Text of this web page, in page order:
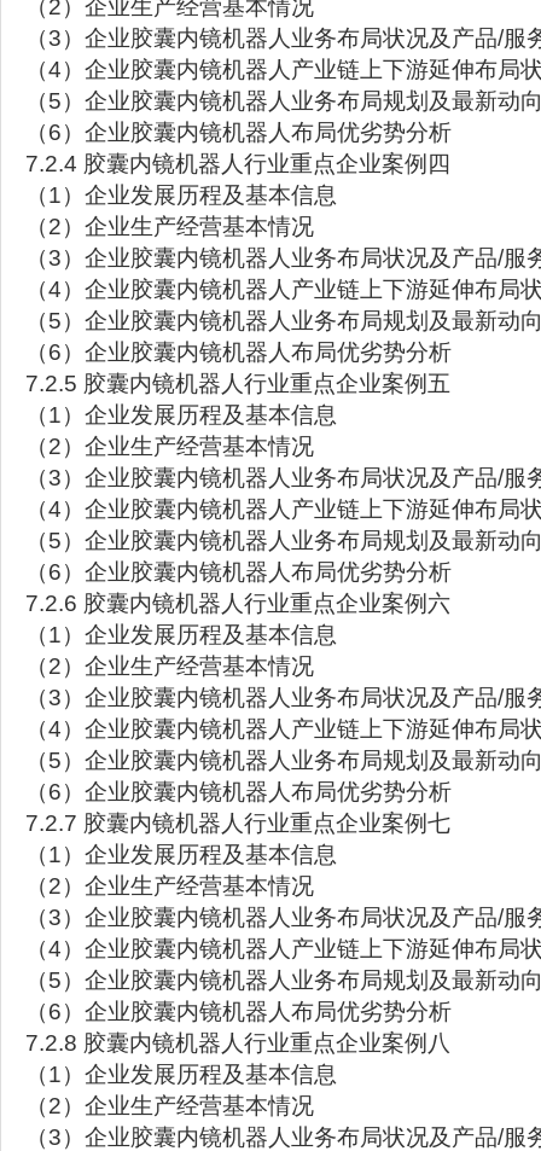
（2）企业生产经营基本情况
（3）企业胶囊内镜机器人业务布局状况及产品/服
（4）企业胶囊内镜机器人产业链上下游延伸布局
（5）企业胶囊内镜机器人业务布局规划及最新动
（6）企业胶囊内镜机器人布局优劣势分析
7.2.4 胶囊内镜机器人行业重点企业案例四
（1）企业发展历程及基本信息
（2）企业生产经营基本情况
（3）企业胶囊内镜机器人业务布局状况及产品/服
（4）企业胶囊内镜机器人产业链上下游延伸布局
（5）企业胶囊内镜机器人业务布局规划及最新动
（6）企业胶囊内镜机器人布局优劣势分析
7.2.5 胶囊内镜机器人行业重点企业案例五
（1）企业发展历程及基本信息
（2）企业生产经营基本情况
（3）企业胶囊内镜机器人业务布局状况及产品/服
（4）企业胶囊内镜机器人产业链上下游延伸布局
（5）企业胶囊内镜机器人业务布局规划及最新动
（6）企业胶囊内镜机器人布局优劣势分析
7.2.6 胶囊内镜机器人行业重点企业案例六
（1）企业发展历程及基本信息
（2）企业生产经营基本情况
（3）企业胶囊内镜机器人业务布局状况及产品/服
（4）企业胶囊内镜机器人产业链上下游延伸布局
（5）企业胶囊内镜机器人业务布局规划及最新动
（6）企业胶囊内镜机器人布局优劣势分析
7.2.7 胶囊内镜机器人行业重点企业案例七
（1）企业发展历程及基本信息
（2）企业生产经营基本情况
（3）企业胶囊内镜机器人业务布局状况及产品/服
（4）企业胶囊内镜机器人产业链上下游延伸布局
（5）企业胶囊内镜机器人业务布局规划及最新动
（6）企业胶囊内镜机器人布局优劣势分析
7.2.8 胶囊内镜机器人行业重点企业案例八
（1）企业发展历程及基本信息
（2）企业生产经营基本情况
（3）企业胶囊内镜机器人业务布局状况及产品/服